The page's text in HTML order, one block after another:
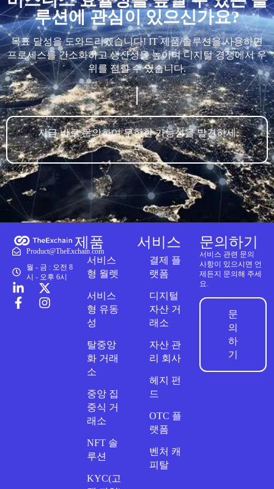
루션에 관심이 있으신가요?
목표 달성을 도와드리겠습니다! IT 제품/솔루션을 사용하면
프로세스를 간소화하고 생산성을 높이며 디지털 경쟁에서 우
위를 점할 수 있습니다.
지금 바로 문의하여 무한한 가능성을 발견하세
요
Product@TheExchain.com
월 - 금 : 오전 8
시 - 오후 6시
제품
서비스
형 월렛
서비스
형 유동
성
탈중앙
화 거래
소
중앙 집
중식 거
래소
NFT 솔
루션
KYC(고
서비스
결제 플
랫폼
디지털
자산 거
래소
자산 관
리 회사
헤지 펀
드
OTC 플
랫폼
벤처 캐
피탈
문의하기
서비스 관련 문의
사항이 있으시면 언
제든지 문의해 주세
요.
문
의
하
기